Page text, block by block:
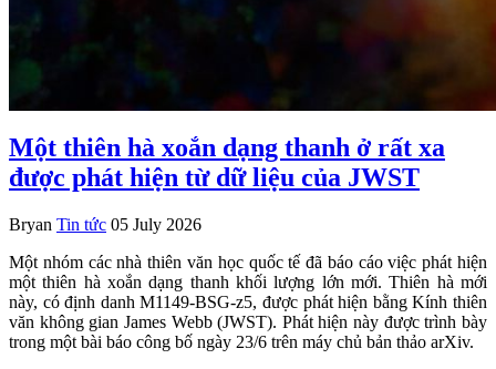
Một thiên hà xoắn dạng thanh ở rất xa
được phát hiện từ dữ liệu của JWST
Bryan Tin tức 05 July 2026
Một nhóm các nhà thiên văn học quốc tế đã báo cáo việc phát hiện
một thiên hà xoắn dạng thanh khối lượng lớn mới. Thiên hà mới
này, có định danh M1149-BSG-z5, được phát hiện bằng Kính thiên
văn không gian James Webb (JWST). Phát hiện này được trình bày
trong một bài báo công bố ngày 23/6 trên máy chủ bản thảo arXiv.